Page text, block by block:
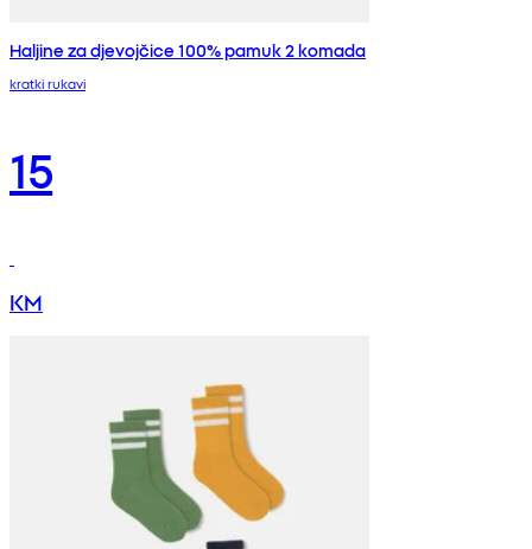
Haljine za djevojčice 100% pamuk 2 komada
kratki rukavi
15
KM